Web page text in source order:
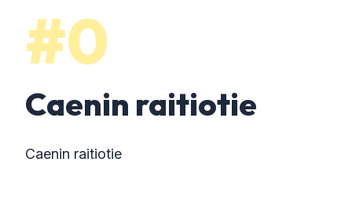
#0
Caenin raitiotie
Caenin raitiotie